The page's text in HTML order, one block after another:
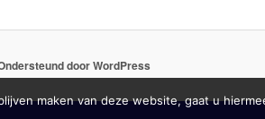
door WordPress
maken van deze website, gaat u